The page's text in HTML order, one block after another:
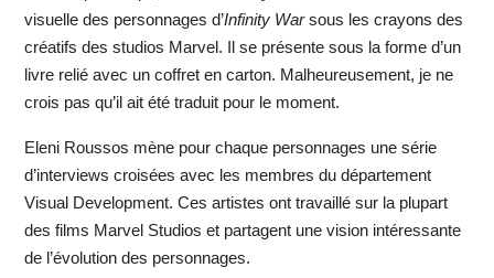
visuelle des personnages d’Infinity Warsous les crayons des
créatifs des studios Marvel. Il se présente sous la forme d’un
livre relié avec un coffret en carton. Malheureusement, je ne
crois pas qu’il ait été traduit pour le moment.
Eleni Roussos mène pour chaque personnages une série
d’interviews croisées avec les membres du département
Visual Development. Ces artistes ont travaillé sur la plupart
des films Marvel Studios et partagent une vision intéressante
de l’évolution des personnages.